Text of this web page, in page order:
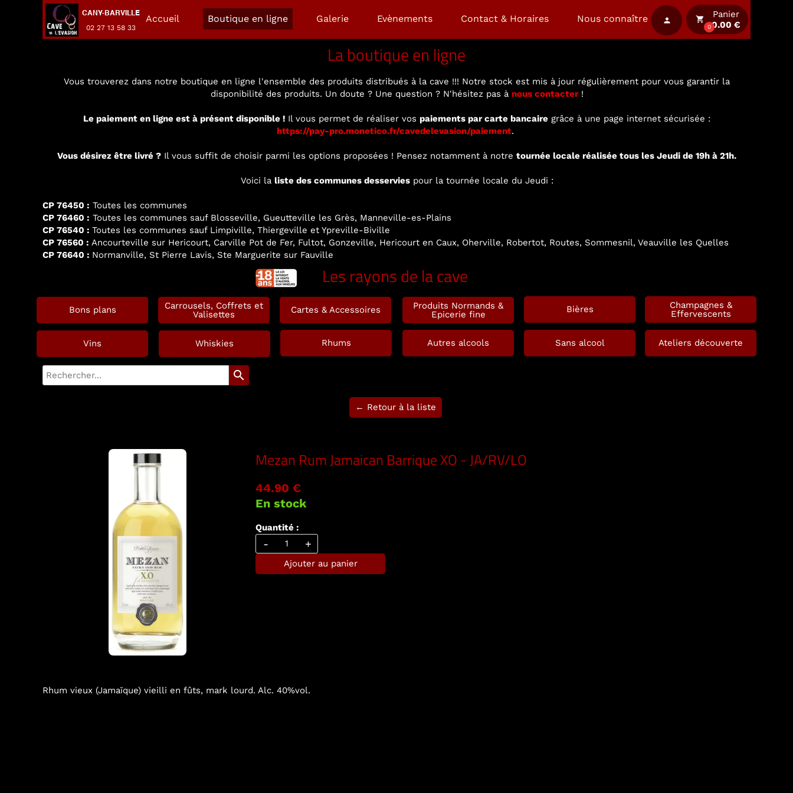
Accueil Boutique en ligne Galerie Evènements Contact & Horaires Nous connaître local_grocery_store
0
Panier
0.00 €
person
CANY-BARVILLE
02 27 13 58 33
La boutique en ligne
Vous trouverez dans notre boutique en ligne l'ensemble des produits distribués à la cave !!! Notre stock est mis à jour régulièrement pour vous garantir la
disponibilité des produits. Un doute ? Une question ? N'hésitez pas à nous contacter!
Le paiement en ligne est à présent disponible ! Il vous permet de réaliser vos paiements par carte bancaire grâce à une page internet sécurisée :
https://pay-pro.monetico.fr/cavedelevasion/paiement.
Vous désirez être livré ? Il vous suffit de choisir parmi les options proposées ! Pensez notamment à notre tournée locale réalisée tous les Jeudi de 19h à 21h.
Voici la liste des communes desserviespour la tournée locale du Jeudi :
CP 76450 : Toutes les communes
CP 76460 : Toutes les communes sauf Blosseville, Gueutteville les Grès, Manneville-es-Plains
CP 76540 : Toutes les communes sauf Limpiville, Thiergeville et Ypreville-Biville
CP 76560 : Ancourteville sur Hericourt, Carville Pot de Fer, Fultot, Gonzeville, Hericourt en Caux, Oherville, Robertot, Routes, Sommesnil, Veauville les Quelles
CP 76640 : Normanville, St Pierre Lavis, Ste Marguerite sur Fauville
Les rayons de la cave
Bières
Champagnes &
Effervescents
Cartes & Accessoires
Produits Normands &
Epicerie fine
Bons plans
Carrousels, Coffrets et
Valisettes
Ateliers découverte
Sans alcool
Rhums Autres alcools
Whiskies
Vins
search
← Retour à la liste
Mezan Rum Jamaican Barrique XO - JA/RV/LO
44.90 €
En stock
Quantité :
- +
Ajouter au panier
Rhum vieux (Jamaïque) vieilli en fûts, mark lourd. Alc. 40%vol.